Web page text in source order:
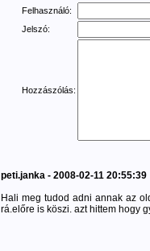
Felhasználó:
Jelszó:
Hozzászólás:
peti.janka - 2008-02-11 20:55:39
Hali meg tudod adni annak az
rá.előre is köszi. azt hittem hogy